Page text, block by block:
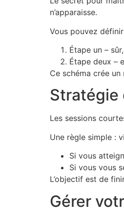
n’apparaisse.
Vous pouvez
Étape un –
Étape deux –
Ce schéma crée
Stratégie
Les sessions
Une règle simple :
Si vous
Si vous vous
L’objectif est de
Gérer